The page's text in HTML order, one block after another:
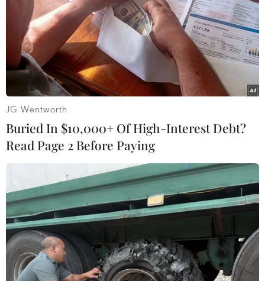
Samsung lấy lại ngôi đầu thị trường điện
thoại cao cấp ở Ấn Độ
13/05/2019 12:58
Samsung Electronics Co. đã lấy lại vị trí dẫn đầu trong
thị trường điện thoại thông minh cao cấp của Ấn Độ
trong quý đầu tiên sau khi để hãng điện thoại OnePlus
JG Wentworth
Buried In $10,000+ Of High-Interest Debt?
Read Page 2 Before Paying